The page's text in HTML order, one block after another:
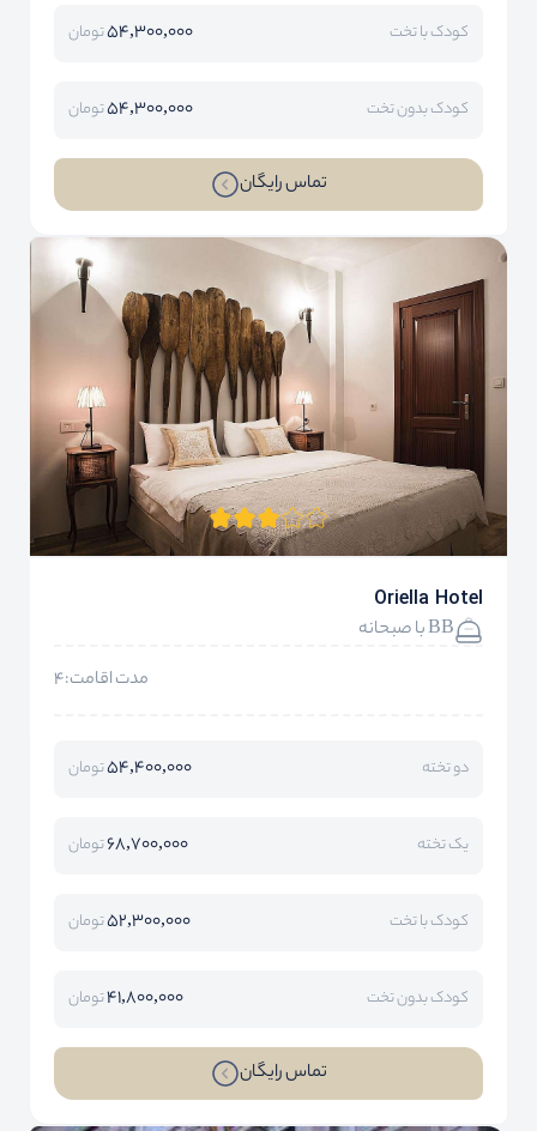
کودک با تخت 54,300,000تومان
کودک بدون تخت 54,300,000تومان
تماس رایگان
Oriella Hotel
BB با صبحانه
مدت اقامت:4
دو تخته 54,400,000تومان
یک تخته 68,700,000تومان
کودک با تخت 52,300,000تومان
کودک بدون تخت 41,800,000تومان
تماس رایگان